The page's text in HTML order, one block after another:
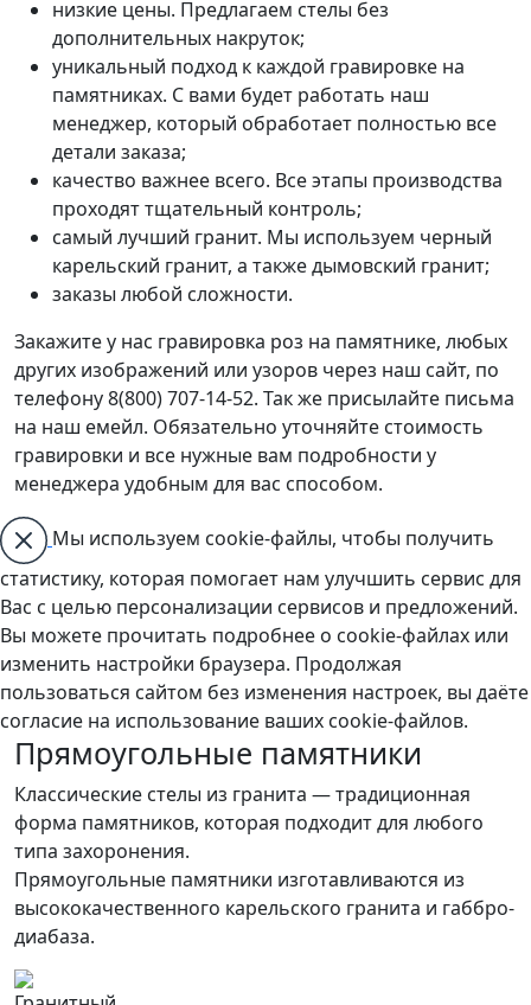
низкие цены. Предлагаем стелы без
дополнительных накруток;
уникальный подход к каждой гравировке на
памятниках. С вами будет работать наш
менеджер, который обработает полностью все
детали заказа;
качество важнее всего. Все этапы производства
проходят тщательный контроль;
самый лучший гранит. Мы используем черный
карельский гранит, а также дымовский гранит;
заказы любой сложности.
Закажите у нас гравировка роз на памятнике, любых
других изображений или узоров через наш сайт, по
телефону 8(800) 707-14-52. Так же присылайте письма
на наш емейл. Обязательно уточняйте стоимость
гравировки и все нужные вам подробности у
менеджера удобным для вас способом.
Мы используем cookie-файлы, чтобы получить
статистику, которая помогает нам улучшить сервис для
Вас с целью персонализации сервисов и предложений.
Вы можете прочитать подробнее о cookie-файлах или
изменить настройки браузера. Продолжая
пользоваться сайтом без изменения настроек, вы даёте
согласие на использование ваших cookie-файлов.
Прямоугольные памятники
Классические стелы из гранита — традиционная
форма памятников, которая подходит для любого
типа захоронения.
Прямоугольные памятники изготавливаются из
высококачественного карельского гранита и габбро-
диабаза.